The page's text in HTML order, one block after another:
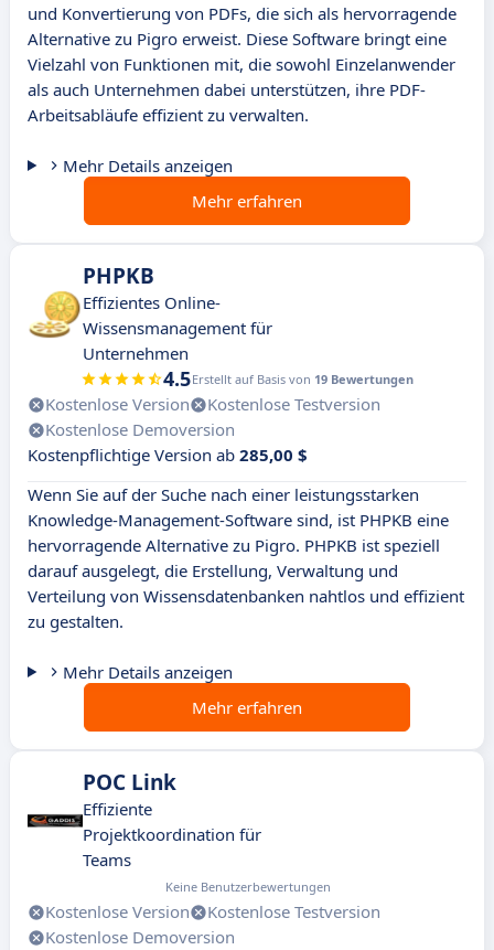
und Konvertierung von PDFs, die sich als hervorragende
Alternative zu Pigro erweist. Diese Software bringt eine
Vielzahl von Funktionen mit, die sowohl Einzelanwender
als auch Unternehmen dabei unterstützen, ihre PDF-
Arbeitsabläufe effizient zu verwalten.
Mehr Details anzeigen
Mehr erfahren
PHPKB
Effizientes Online-
Wissensmanagement für
Unternehmen
4.5Erstellt auf Basis von 19 Bewertungen
Kostenlose Version
Kostenlose Testversion
Kostenlose Demoversion
Kostenpflichtige Version ab 285,00 $
Wenn Sie auf der Suche nach einer leistungsstarken
Knowledge-Management-Software sind, ist PHPKB eine
hervorragende Alternative zu Pigro. PHPKB ist speziell
darauf ausgelegt, die Erstellung, Verwaltung und
Verteilung von Wissensdatenbanken nahtlos und effizient
zu gestalten.
Mehr Details anzeigen
Mehr erfahren
POC Link
Effiziente
Projektkoordination für
Teams
Keine Benutzerbewertungen
Kostenlose Version
Kostenlose Testversion
Kostenlose Demoversion